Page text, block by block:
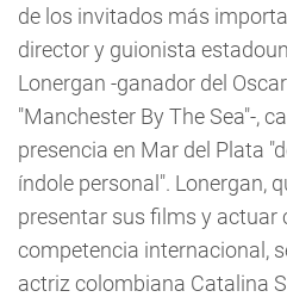
de los invitados más
director y guionista
Lonergan -ganador del
"Manchester By The Sea"-,
presencia en Mar del Plata
índole personal". Lonergan,
presentar sus films y actuar
competencia internacional,
actriz colombiana Catalina